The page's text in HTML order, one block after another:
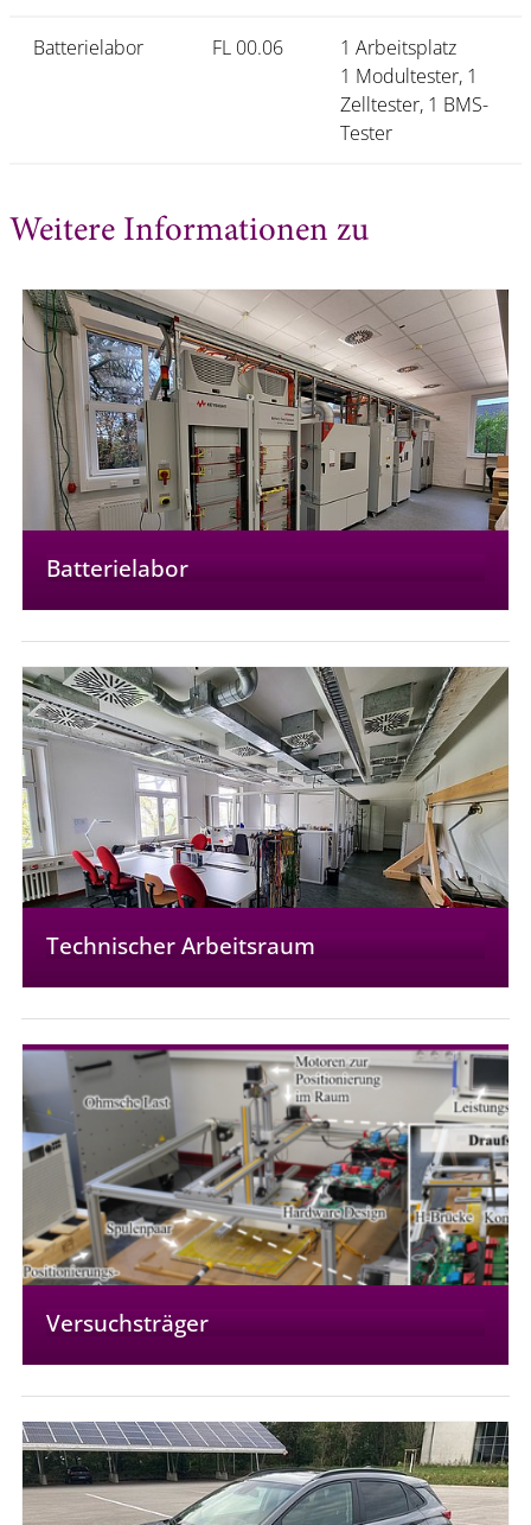
Batterielabor FL 00.06
1 Arbeitsplatz
1 Modultester, 1
Zelltester, 1 BMS-
Tester
Weitere Informationen zu
Batterielabor
Technischer Arbeitsraum
Versuchsträger